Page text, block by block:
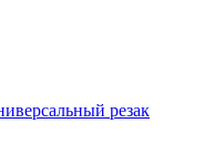
резак